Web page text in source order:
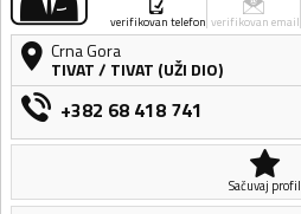
verifikovan telefon verifikovan email
Crna Gora
TIVAT/ TIVAT (UŽI DIO)
+382 68 418 741
Sačuvaj profil